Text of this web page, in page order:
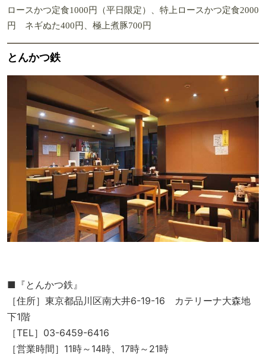
ロースかつ定食1000円（平日限定）、特上ロースかつ定食2000
円 ネギぬた400円、極上煮豚700円
とんかつ鉄
■『とんかつ鉄』
［住所］東京都品川区南大井6-19-16 カテリーナ大森地
下1階
［TEL］03-6459-6416
［営業時間］11時～14時、17時～21時